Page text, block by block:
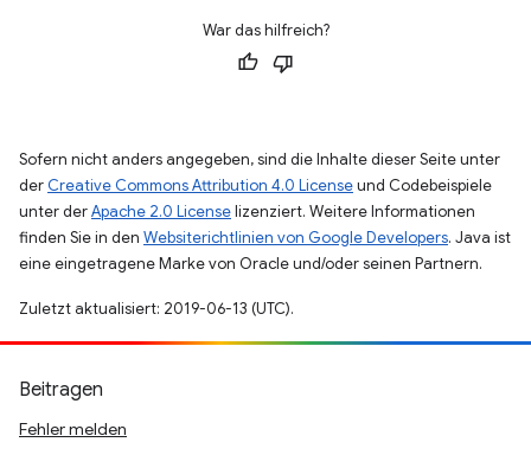
War das hilfreich?
Sofern nicht anders angegeben, sind die Inhalte dieser Seite unter
der Creative Commons Attribution 4.0 Licenseund Codebeispiele
unter derApache 2.0 Licenselizenziert. Weitere Informationen
finden Sie in den Websiterichtlinien von Google Developers. Java ist
eine eingetragene Marke von Oracle und/oder seinen Partnern.
Zuletzt aktualisiert: 2019-06-13 (UTC).
Beitragen
Fehler melden